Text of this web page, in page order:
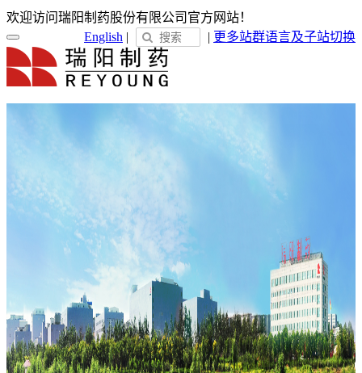
欢迎访问瑞阳制药股份有限公司官方网站！
语言及子站切换
English | | 更多站群
关于瑞阳
瑞阳简介
企业文化
新闻中心
瑞阳动态
通知公告
媒体聚焦
员工天地
企业电子报
产品服务
产品中心